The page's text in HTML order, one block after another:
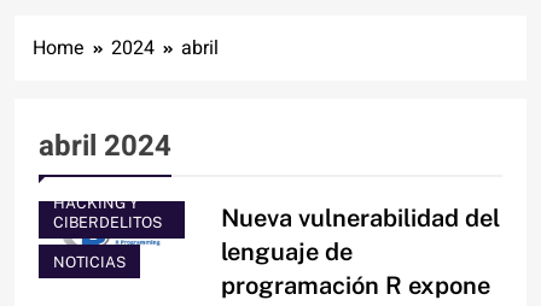
Home 2024 abril
abril 2024
HACKING Y
CIBERDELITOS
NOTICIAS
Nueva vulnerabilidad del
lenguaje de
programación R expone